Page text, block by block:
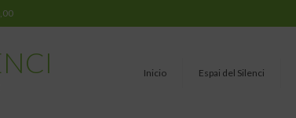
Inicio Espai del Silenci